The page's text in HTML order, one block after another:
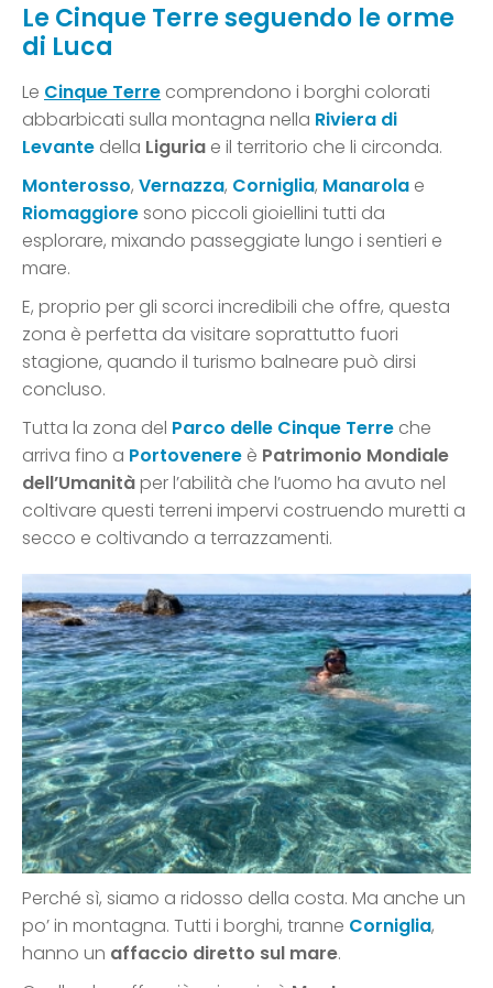
Le Cinque Terre seguendo le orme
di Luca
Le Cinque Terre comprendono i borghi colorati
abbarbicati sulla montagna nella Riviera di
Levante della Liguria e il territorio che li circonda.
Monterosso, Vernazza, Corniglia, Manarola e
Riomaggioresono piccoli gioiellini tutti da
esplorare, mixando passeggiate lungo i sentieri e
mare.
E, proprio per gli scorci incredibili che offre, questa
zona è perfetta da visitare soprattutto fuori
stagione, quando il turismo balneare può dirsi
concluso.
Tutta la zona del Parco delle Cinque Terre che
arriva fino a Portovenere è Patrimonio Mondiale
dell’Umanitàper l’abilità che l’uomo ha avuto nel
coltivare questi terreni impervi costruendo muretti a
secco e coltivando a terrazzamenti.
Perché sì, siamo a ridosso della costa. Ma anche un
po’ in montagna. Tutti i borghi, tranne Corniglia,
hanno un affaccio diretto sul mare.